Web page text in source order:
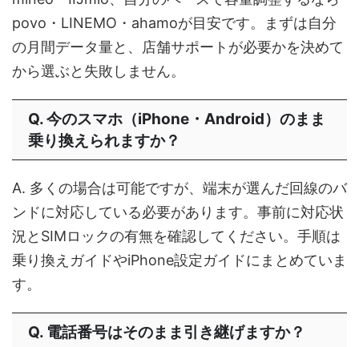
povo・LINEMO・ahamoが目安です。まずは自分
の月間データ量と、店舗サポートが必要かを決めて
から選ぶと失敗しません。
Q. 今のスマホ（iPhone・Android）のまま
乗り換えられますか？
A. 多くの場合は可能ですが、端末が選んだ回線のバ
ンドに対応している必要があります。事前に対応状
況とSIMロックの有無を確認してください。手順は
乗り換えガイドやiPhone設定ガイドにまとめていま
す。
Q. 電話番号はそのまま引き継げますか？